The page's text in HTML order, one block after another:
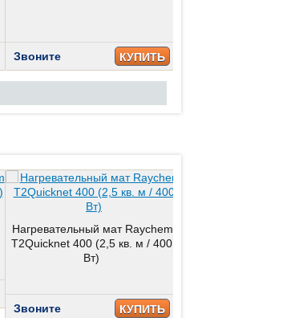
Звоните КУПИТЬ
Нагревательный мат Raychem
T2Quicknet 400 (2,5 кв. м / 400
Вт)
Звоните КУПИТЬ